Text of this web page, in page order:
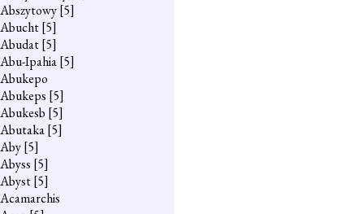
Abszytowy[5]
Abucht[5]
Abudat[5]
Abu-Ipahia[5]
Abukepo
Abukeps [5]
Abukesb [5]
Abutaka[5]
Aby[5]
Abyss [5]
Abyst[5]
Acamarchis